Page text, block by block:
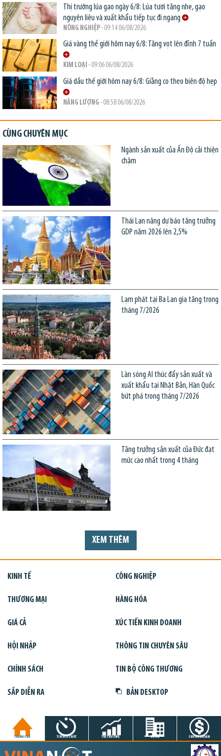
Thị trường lúa gạo ngày 6/8: Lúa tươi tăng nhẹ, gạo
nguyên liệu và xuất khẩu tiếp tục đi ngang
NÔNG NGHIỆP- 09:14 06/08/2026
Giá vàng thế giới hôm nay 6/8: Tăng vọt lên đỉnh 7 tuần
KIM LOẠI - 09:06 06/08/2026
Giá dầu thế giới hôm nay 6/8: Giằng co theo biên độ hẹp
NĂNG LƯỢNG - 08:58 06/08/2026
CÙNG CHUYÊN MỤC
Ngành sản xuất của Ấn Độ cải thiện
chậm
Thái Lan nâng dự báo tăng trưởng
GDP năm 2026 lên 2,5%
Lạm phát tại Ba Lan gia tăng trong
tháng 7/2026
Làn sóng AI thúc đẩy sản xuất và
xuất khẩu tại Nhật Bản, Hàn Quốc
bứt phá trong tháng 7/2026
Tăng trưởng sản xuất của Đức đạt
mức cao nhất trong 4 tháng
XEM THÊM
KINH TẾ CÔNG NGHIỆP
THƯƠNG MẠI HÀNG HÓA
GIÁ CẢ XÚC TIẾN KINH DOANH
HỘI NHẬP THÔNG TIN CHUYÊN SÂU
CHÍNH SÁCH TIN BỘ CÔNG THƯƠNG
SẮP DIỄN RA BẢN DESKTOP
TRANG CHỦ TIN GIỜ CHÓT THỊ TRƯỜNG DỰ ÁN CHỨNG KHOÁN